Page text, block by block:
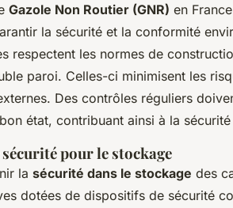
Gazole Non Routier (GNR) en
la sécurité et la conformité
respectent les normes de
paroi. Celles-ci minimisent les
Des contrôles réguliers
état, contribuant ainsi à la
sécurité pour le stockage
la sécurité dans le stockage des
dotées de dispositifs de sécurité